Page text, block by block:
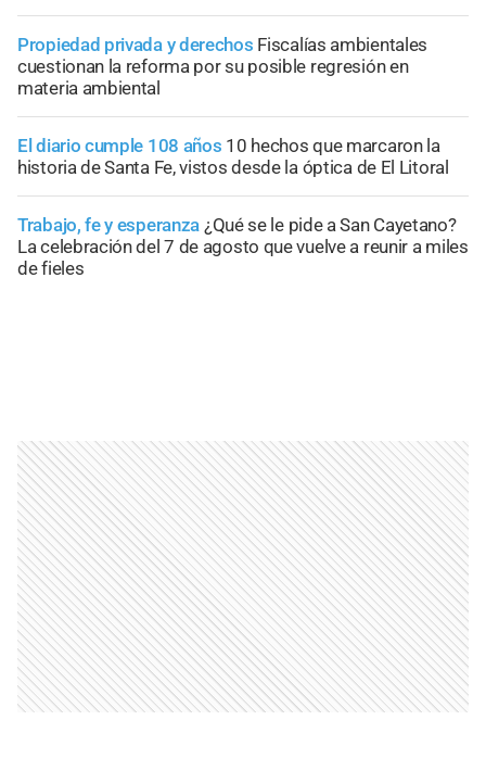
Propiedad privada y derechos Fiscalías ambientales
cuestionan la reforma por su posible regresión en
materia ambiental
El diario cumple 108 años 10 hechos que marcaron la
historia de Santa Fe, vistos desde la óptica de El Litoral
Trabajo, fe y esperanza ¿Qué se le pide a San Cayetano?
La celebración del 7 de agosto que vuelve a reunir a miles
de fieles